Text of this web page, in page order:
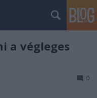
a végleges
0